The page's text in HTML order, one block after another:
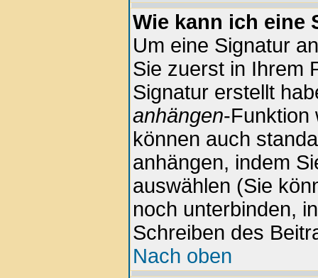
Wie kann ich eine
Um eine Signatur
Sie zuerst in Ihrem
Signatur erstellt
anhängen-Funktion
können auch
anhängen, indem
auswählen (Sie
noch unterbinden,
Schreiben des
Nach oben